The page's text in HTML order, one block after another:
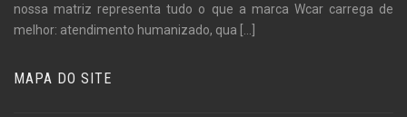
nossa matriz representa tudo o que a marca Wcar carrega de
melhor: atendimento humanizado, qua [...]
MAPA DO SITE